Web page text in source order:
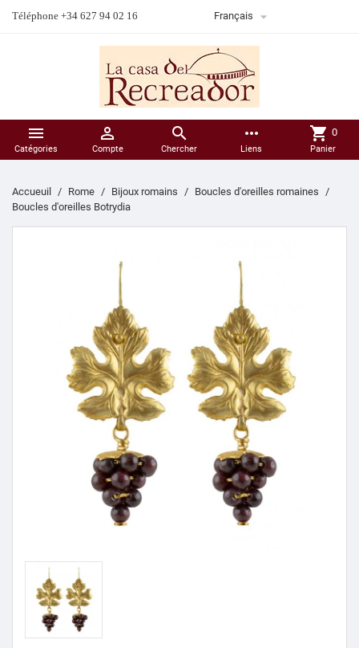
Téléphone +34 627 94 02 16 Français 

Catégories

Compte

Chercher
more_horiz
Liens
shopping_cart 0
Panier
Accueuil Rome Bijoux romains
Boucles d'oreilles romaines
Boucles d'oreilles Botrydia